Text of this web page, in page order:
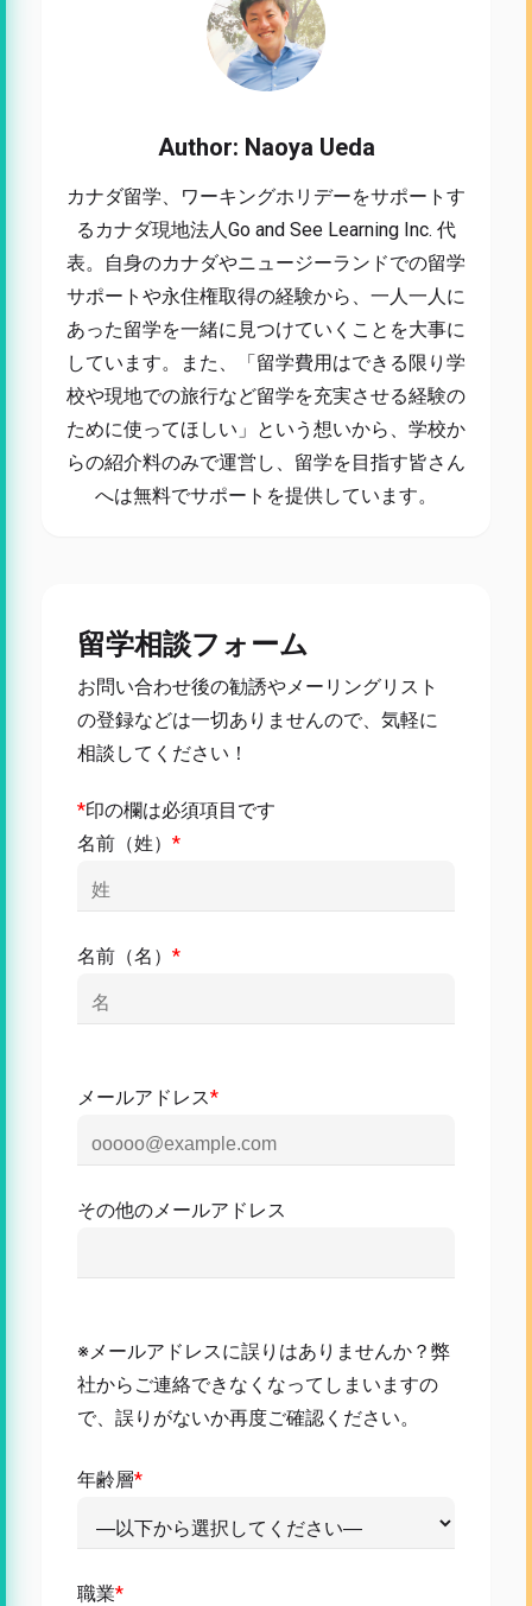
Author: Naoya Ueda
カナダ留学、ワーキングホリデーをサポートす
るカナダ現地法人Go and See Learning Inc. 代
表。自身のカナダやニュージーランドでの留学
サポートや永住権取得の経験から、一人一人に
あった留学を一緒に見つけていくことを大事に
しています。また、「留学費用はできる限り学
校や現地での旅行など留学を充実させる経験の
ために使ってほしい」という想いから、学校か
らの紹介料のみで運営し、留学を目指す皆さん
へは無料でサポートを提供しています。
留学相談フォーム
お問い合わせ後の勧誘やメーリングリスト
の登録などは一切ありませんので、気軽に
相談してください！
*印の欄は必須項目です
名前（姓） *
名前（名） *
メールアドレス*
その他のメールアドレス
※メールアドレスに誤りはありませんか？弊
社からご連絡できなくなってしまいますの
で、誤りがないか再度ご確認ください。
年齢層*
職業*